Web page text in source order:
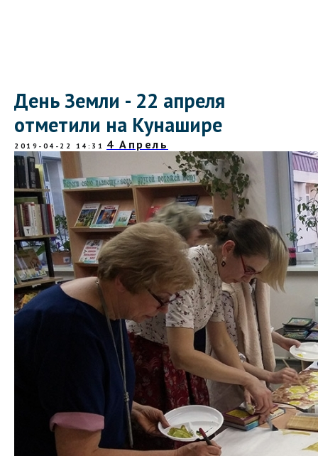
День Земли - 22 апреля
отметили на Кунашире
2019-04-22 14:31 4 Апрель